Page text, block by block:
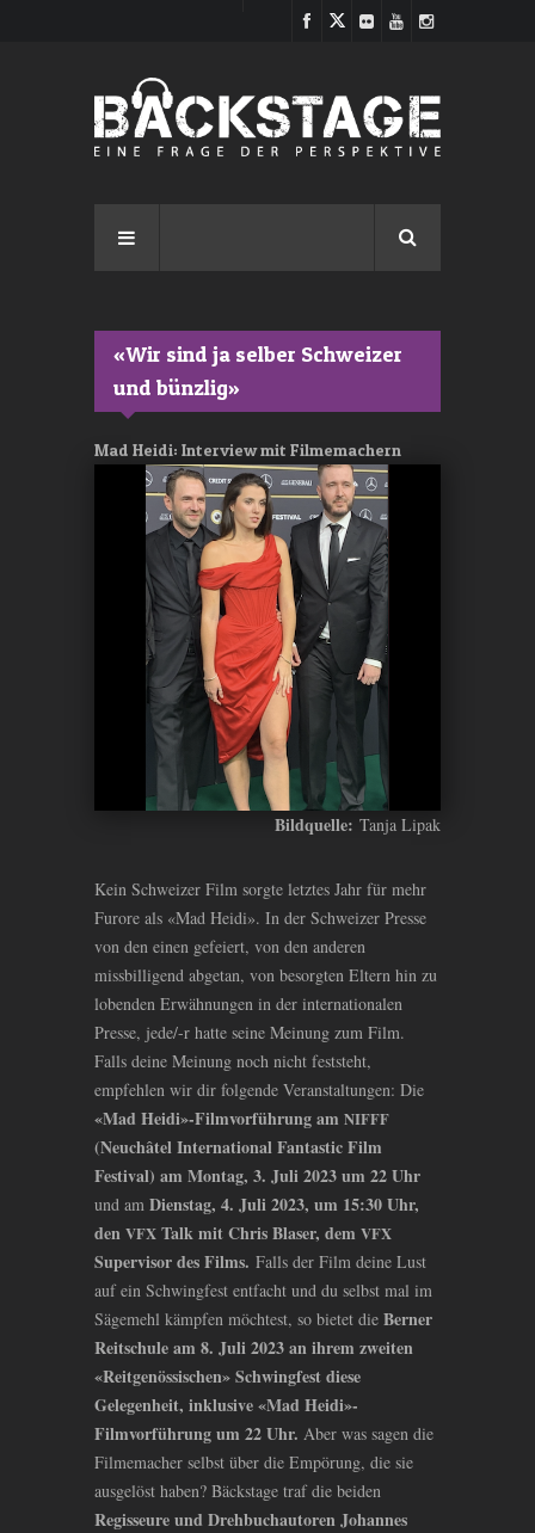
«Wir sind ja selber Schweizer
und bünzlig»
Mad Heidi: Interview mit Filmemachern
Bildquelle: Tanja Lipak
Kein Schweizer Film sorgte letztes Jahr für mehr
Furore als «Mad Heidi». In der Schweizer Presse
von den einen gefeiert, von den anderen
missbilligend abgetan, von besorgten Eltern hin zu
lobenden Erwähnungen in der internationalen
Presse, jede/-r hatte seine Meinung zum Film.
Falls deine Meinung noch nicht feststeht,
empfehlen wir dir folgende Veranstaltungen: Die
«Mad Heidi»-Filmvorführung am NIFFF
(Neuchâtel International Fantastic Film
Festival) am Montag, 3. Juli 2023 um 22 Uhr
und am Dienstag, 4. Juli 2023, um 15:30 Uhr,
den VFX Talk mit Chris Blaser, dem VFX
Supervisor des Films. Falls der Film deine Lust
auf ein Schwingfest entfacht und du selbst mal im
Sägemehl kämpfen möchtest, so bietet die Berner
Reitschule am 8. Juli 2023 an ihrem zweiten
«Reitgenössischen» Schwingfest diese
Gelegenheit, inklusive «Mad Heidi»-
Filmvorführung um 22 Uhr. Aber was sagen die
Filmemacher selbst über die Empörung, die sie
ausgelöst haben? Bäckstage traf die beiden
Regisseure und Drehbuchautoren Johannes